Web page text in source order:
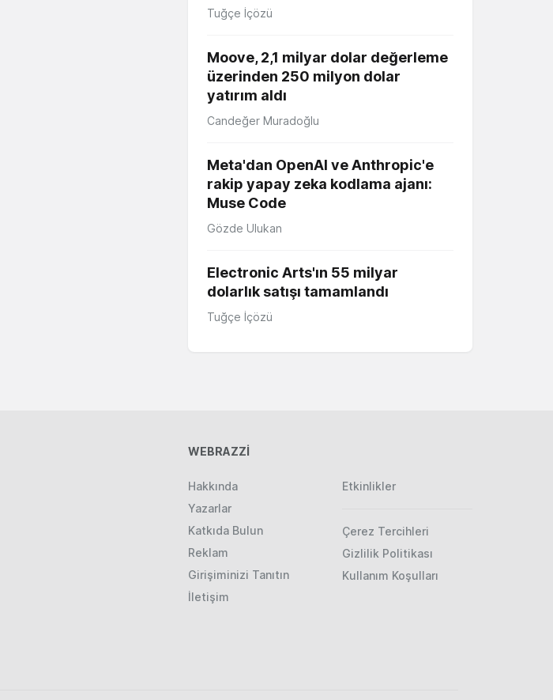
Tuğçe İçözü
Moove, 2,1 milyar dolar değerleme
üzerinden 250 milyon dolar
yatırım aldı
Candeğer Muradoğlu
Meta'dan OpenAI ve Anthropic'e
rakip yapay zeka kodlama ajanı:
Muse Code
Gözde Ulukan
Electronic Arts'ın 55 milyar
dolarlık satışı tamamlandı
Tuğçe İçözü
WEBRAZZİ
Hakkında
Yazarlar
Katkıda Bulun
Reklam
Girişiminizi Tanıtın
İletişim
Etkinlikler
Çerez Tercihleri
Gizlilik Politikası
Kullanım Koşulları